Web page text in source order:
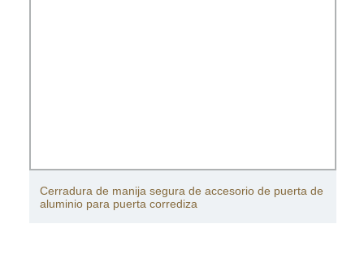
Cerradura de manija segura de accesorio de puerta de
aluminio para puerta corrediza